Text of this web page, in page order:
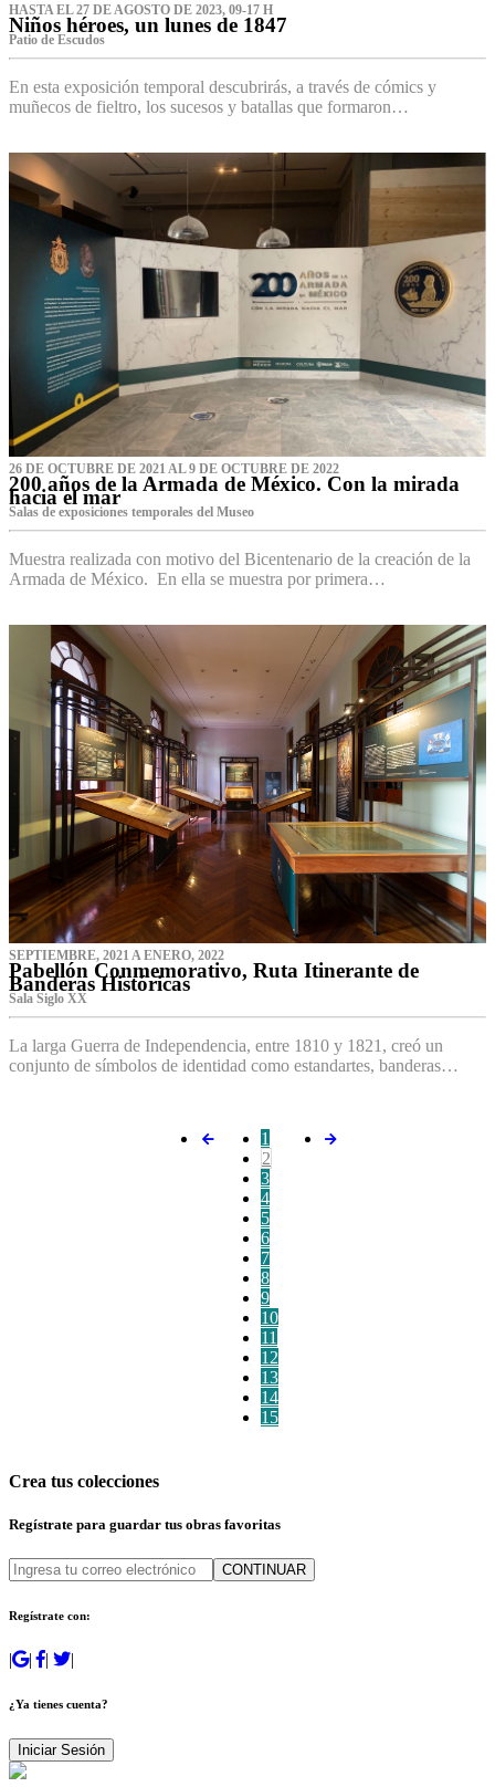
HASTA EL 27 DE AGOSTO DE 2023, 09-17 H
Niños héroes, un lunes de 1847
Patio de Escudos
En esta exposición temporal descubrirás, a través de cómics y
muñecos de fieltro, los sucesos y batallas que formaron…
26 DE OCTUBRE DE 2021 AL 9 DE OCTUBRE DE 2022
200 años de la Armada de México. Con la mirada
hacia el mar
Salas de exposiciones temporales del Museo‌
Muestra realizada con motivo del Bicentenario de la creación de la
Armada de México. En ella se muestra por primera…
SEPTIEMBRE, 2021 A ENERO, 2022
Pabellón Conmemorativo, Ruta Itinerante de
Banderas Históricas
Sala Siglo XX
La larga Guerra de Independencia, entre 1810 y 1821, creó un
conjunto de símbolos de identidad como estandartes, banderas…
1
2
3
4
5
6
7
8
9
10
11
12
13
14
15
Crea tus colecciones
Regístrate para guardar tus obras favoritas
CONTINUAR
Regístrate con:
| | | |
¿Ya tienes cuenta?
Iniciar Sesión